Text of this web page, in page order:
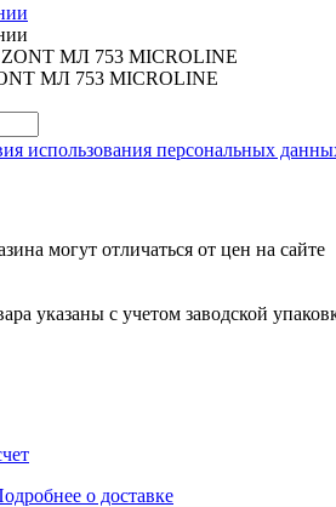
МЛ 753 MICROLINE
использования персональных
могут отличаться от цен на сайте
указаны с учетом заводской
о доставке